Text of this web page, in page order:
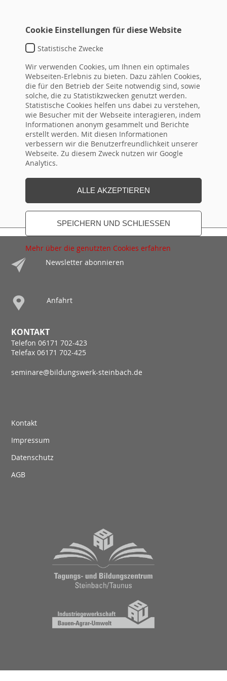
DETAIL-
LINK
(ID aus
Flex!)
ID Überschrift von bis topseminar
Seite Drucken
Newsletter abonnieren
Anfahrt
KONTAKT
Telefon 06171 702-423
Telefax 06171 702-425
seminare@bildungswerk-steinbach.de
Kontakt
Impressum
Datenschutz
AGB
Cookie Einstellungen für diese Website
Statistische Zwecke
Wir verwenden Cookies, um Ihnen ein optimales
Webseiten-Erlebnis zu bieten. Dazu zählen Cookies,
die für den Betrieb der Seite notwendig sind, sowie
solche, die zu Statistikzwecken genutzt werden.
Statistische Cookies helfen uns dabei zu verstehen,
wie Besucher mit der Webseite interagieren, indem
Informationen anonym gesammelt und Berichte
erstellt werden. Mit diesen Informationen
verbessern wir die Benutzerfreundlichkeit unserer
Webseite. Zu diesem Zweck nutzen wir Google
Analytics.
ALLE AKZEPTIEREN
SPEICHERN UND SCHLIESSEN
Mehr über die genutzten Cookies erfahren